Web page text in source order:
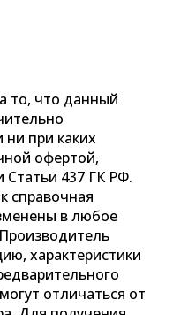
то, что данный
при каких
офертой,
437 ГК РФ.
справочная
в любое
характеристики
отличаться от